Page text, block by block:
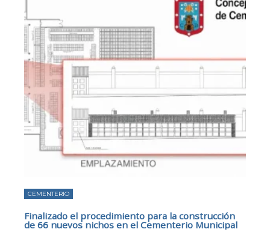
CEMENTERIO
Finalizado el procedimiento para la construcción
de 66 nuevos nichos en el Cementerio Municipal